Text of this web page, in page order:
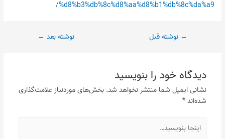
%d8%b3%db%8c%d8%aa%d8%b1%db%8c%da%a9/
→ نوشته قبل نوشته بعد ←
دیدگاه‌ خود را بنویسید
نشانی ایمیل شما منتشر نخواهد شد. بخش‌های موردنیاز علامت‌گذاری
شده‌اند*
بنویسید…